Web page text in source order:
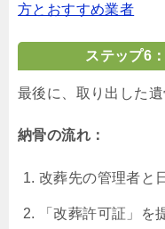
方とおすすめ業者
ステップ6
最後に、取り出した
納骨の流れ：
改葬先の管理者と
「改葬許可証」を